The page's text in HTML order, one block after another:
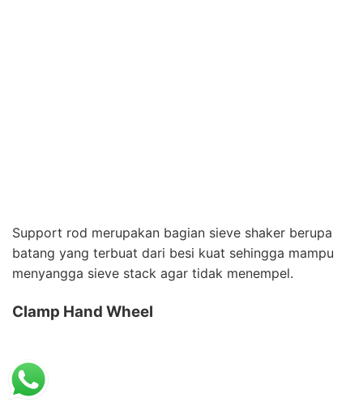
Support rod merupakan bagian sieve shaker berupa
batang yang terbuat dari besi kuat sehingga mampu
menyangga sieve stack agar tidak menempel.
Clamp Hand Wheel